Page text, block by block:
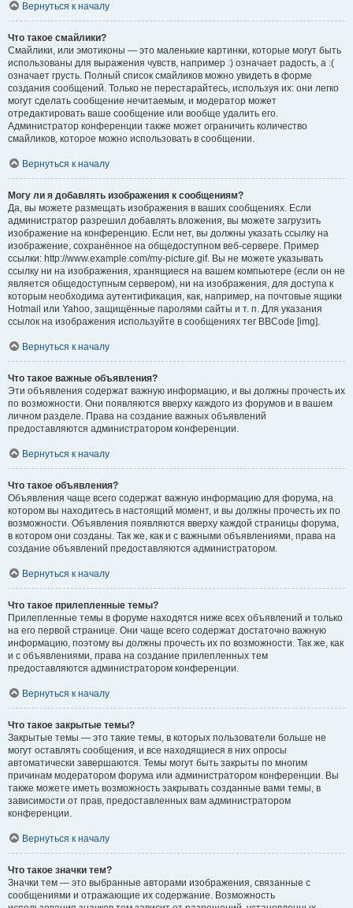
Вернуться к началу
Что такое смайлики?
Смайлики, или эмотиконы — это маленькие картинки, которые могут быть
использованы для выражения чувств, например :) означает радость, а :(
означает грусть. Полный список смайликов можно увидеть в форме
создания сообщений. Только не перестарайтесь, используя их: они легко
могут сделать сообщение нечитаемым, и модератор может
отредактировать ваше сообщение или вообще удалить его.
Администратор конференции также может ограничить количество
смайликов, которое можно использовать в сообщении.
Вернуться к началу
Могу ли я добавлять изображения к сообщениям?
Да, вы можете размещать изображения в ваших сообщениях. Если
администратор разрешил добавлять вложения, вы можете загрузить
изображение на конференцию. Если нет, вы должны указать ссылку на
изображение, сохранённое на общедоступном веб-сервере. Пример
ссылки: http://www.example.com/my-picture.gif. Вы не можете указывать
ссылку ни на изображения, хранящиеся на вашем компьютере (если он не
является общедоступным сервером), ни на изображения, для доступа к
которым необходима аутентификация, как, например, на почтовые ящики
Hotmail или Yahoo, защищённые паролями сайты и т. п. Для указания
ссылок на изображения используйте в сообщениях тег BBCode [img].
Вернуться к началу
Что такое важные объявления?
Эти объявления содержат важную информацию, и вы должны прочесть их
по возможности. Они появляются вверху каждого из форумов и в вашем
личном разделе. Права на создание важных объявлений
предоставляются администратором конференции.
Вернуться к началу
Что такое объявления?
Объявления чаще всего содержат важную информацию для форума, на
котором вы находитесь в настоящий момент, и вы должны прочесть их по
возможности. Объявления появляются вверху каждой страницы форума,
в котором они созданы. Так же, как и с важными объявлениями, права на
создание объявлений предоставляются администратором.
Вернуться к началу
Что такое прилепленные темы?
Прилепленные темы в форуме находятся ниже всех объявлений и только
на его первой странице. Они чаще всего содержат достаточно важную
информацию, поэтому вы должны прочесть их по возможности. Так же, как
и с объявлениями, права на создание прилепленных тем
предоставляются администратором конференции.
Вернуться к началу
Что такое закрытые темы?
Закрытые темы — это такие темы, в которых пользователи больше не
могут оставлять сообщения, и все находящиеся в них опросы
автоматически завершаются. Темы могут быть закрыты по многим
причинам модератором форума или администратором конференции. Вы
также можете иметь возможность закрывать созданные вами темы, в
зависимости от прав, предоставленных вам администратором
конференции.
Вернуться к началу
Что такое значки тем?
Значки тем — это выбранные авторами изображения, связанные с
сообщениями и отражающие их содержание. Возможность